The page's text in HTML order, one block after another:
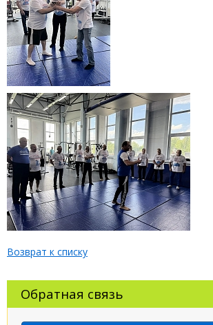
Возврат к списку
Обратная связь